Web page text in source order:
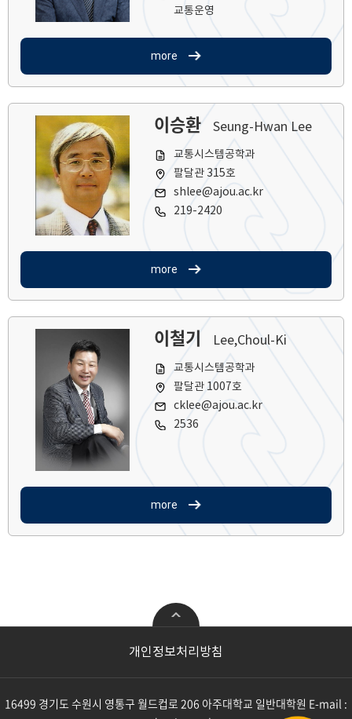
교통운영
more
이승환 Seung-Hwan Lee
교통시스템공학과
팔달관 315호
shlee@ajou.ac.kr
219-2420
more
이철기 Lee,Choul-Ki
교통시스템공학과
팔달관 1007호
cklee@ajou.ac.kr
2536
more
산업공학과(과학기술정책전공)
첨단ICT융합
미래모빌리티공학과
개인정보처리방침
16499 경기도 수원시 영통구 월드컵로 206 아주대학교 일반대학원 E-mail :